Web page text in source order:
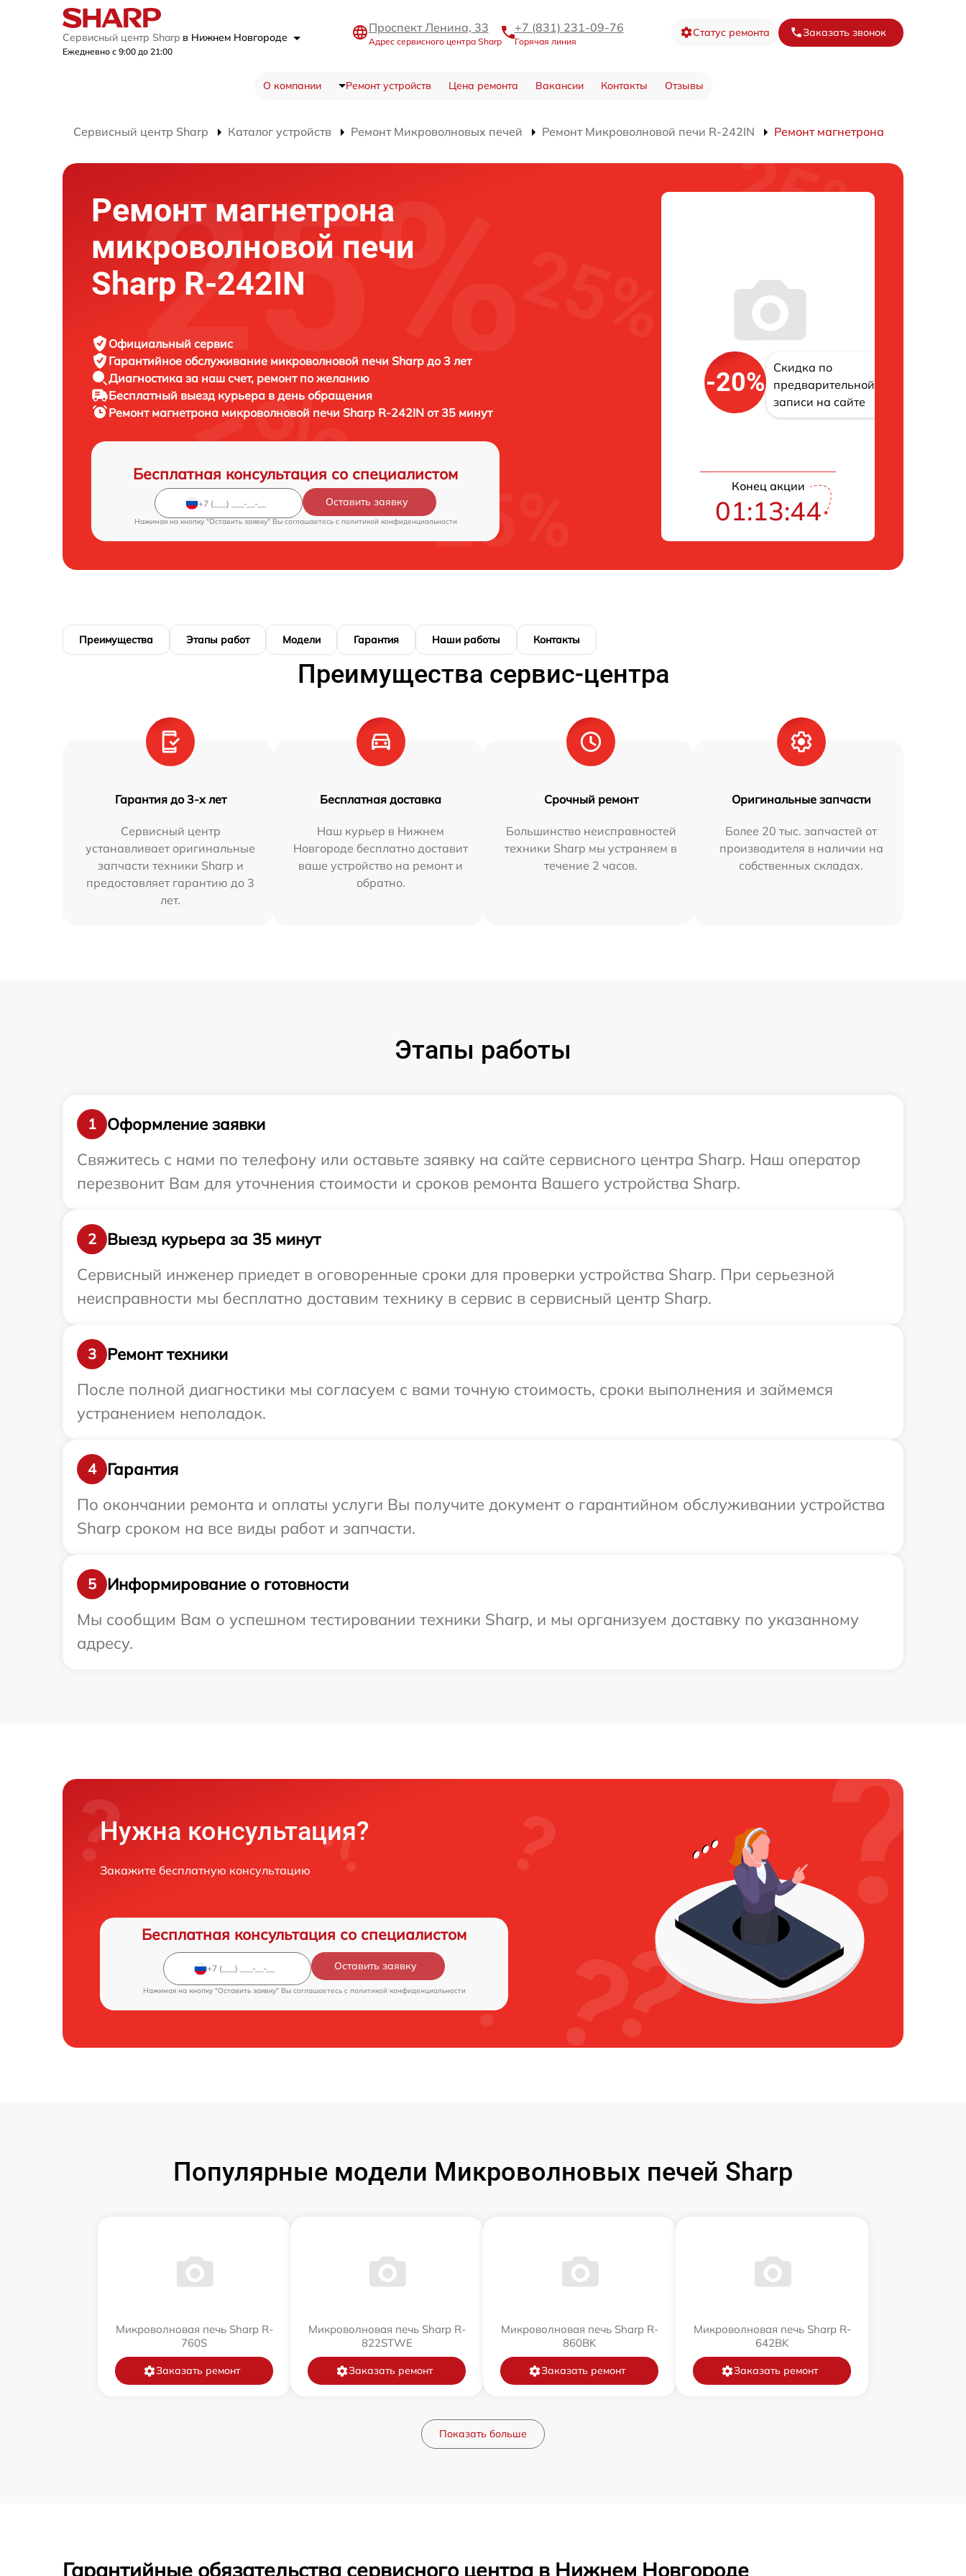
Сервисный центр Sharp в Нижнем Новгороде
Ежедневно с 9:00 до 21:00
Проспект Ленина, 33
Адрес сервисного центра Sharp
+7 (831) 231-09-76
Горячая линия
Статус ремонта Заказать звонок
О компании Ремонт устройств Цена ремонта Вакансии Контакты Отзывы
Сервисный центр Sharp Каталог устройств Ремонт Микроволновых печей Ремонт Микроволновой печи R-242IN Ремонт магнетрона
Ремонт магнетрона
микроволновой печи
Sharp R-242IN
Официальный сервис
Гарантийное обслуживание микроволновой печи Sharp до 3 лет
Диагностика за наш счет, ремонт по желанию
Бесплатный выезд курьера в день обращения
Ремонт магнетрона микроволновой печи Sharp R-242IN от 35 минут
Бесплатная консультация со специалистом
Оставить заявку
Нажимая на кнопку "Оставить заявку" Вы соглашаетесь c политикой конфиденциальности
-20%
Скидка по
предварительной
записи на сайте
Конец акции
01:13:43
Преимущества Этапы работ Модели Гарантия Наши работы Контакты
Преимущества сервис-центра
Гарантия до 3-х лет
Сервисный центр
устанавливает оригинальные
запчасти техники Sharp и
предоставляет гарантию до 3
лет.
Бесплатная доставка
Наш курьер в Нижнем
Новгороде бесплатно доставит
ваше устройство на ремонт и
обратно.
Срочный ремонт
Большинство неисправностей
техники Sharp мы устраняем в
течение 2 часов.
Оригинальные запчасти
Более 20 тыс. запчастей от
производителя в наличии на
собственных складах.
Этапы работы
1
Оформление заявки
Свяжитесь с нами по телефону или оставьте заявку на сайте сервисного центра Sharp. Наш оператор
перезвонит Вам для уточнения стоимости и сроков ремонта Вашего устройства Sharp.
2
Выезд курьера за 35 минут
Сервисный инженер приедет в оговоренные сроки для проверки устройства Sharp. При серьезной
неисправности мы бесплатно доставим технику в сервис в сервисный центр Sharp.
3
Ремонт техники
После полной диагностики мы согласуем с вами точную стоимость, сроки выполнения и займемся
устранением неполадок.
4
Гарантия
По окончании ремонта и оплаты услуги Вы получите документ о гарантийном обслуживании устройства
Sharp сроком на все виды работ и запчасти.
5
Информирование о готовности
Мы сообщим Вам о успешном тестировании техники Sharp, и мы организуем доставку по указанному
адресу.
Нужна консультация?
Закажите бесплатную консультацию
Бесплатная консультация со специалистом
Оставить заявку
Нажимая на кнопку "Оставить заявку" Вы соглашаетесь c политикой конфиденциальности
Популярные модели Микроволновых печей Sharp
Микроволновая печь Sharp R-
760S
Заказать ремонт
Микроволновая печь Sharp R-
822STWE
Заказать ремонт
Микроволновая печь Sharp R-
860BK
Заказать ремонт
Микроволновая печь Sharp R-
642BK
Заказать ремонт
Показать больше
Гарантийные обязательства сервисного центра в Нижнем Новгороде